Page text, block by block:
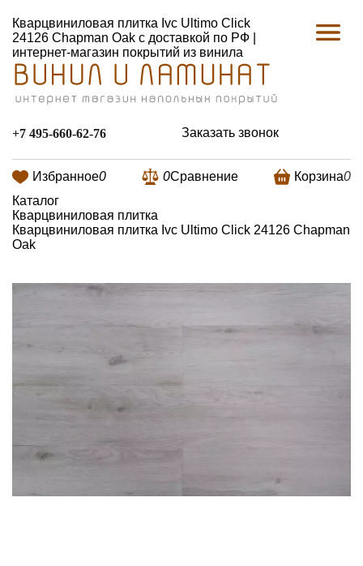
Кварцвиниловая плитка Ivc Ultimo Click
24126 Chapman Oak с доставкой по РФ |
интернет-магазин покрытий из винила
+7 495-660-62-76 Заказать звонок
Избранное0 0Сравнение Корзина0
Каталог
Кварцвиниловая плитка
Кварцвиниловая плитка Ivc Ultimo Click 24126 Chapman
Oak